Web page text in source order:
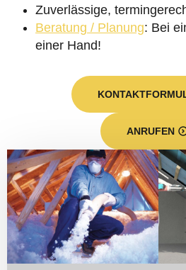
Zuverlässige,
Beratung / Planung: Bei
einer Hand!
ANRUFEN